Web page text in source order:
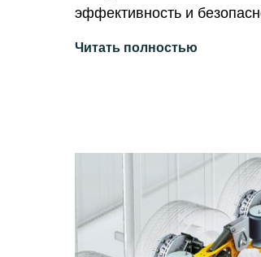
эффективность и
Читать полностью